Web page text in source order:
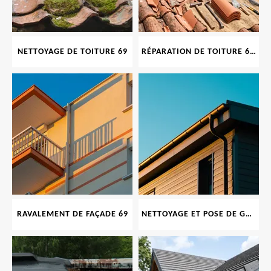
NETTOYAGE DE TOITURE 69 RÉPARATION DE TOITURE 69 RHONE, TUILES CASSÉES OU ABIMÉES
RAVALEMENT DE FAÇADE 69 NETTOYAGE ET POSE DE GOUTTIÈRE 69